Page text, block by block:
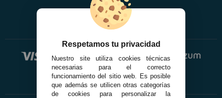
Respetamos tu privacidad
Nuestro site utiliza cookies técnicas
necesarias para el correcto
funcionamiento del sitio web. Es posible
que además se utilicen otras categorías
de cookies para personalizar la